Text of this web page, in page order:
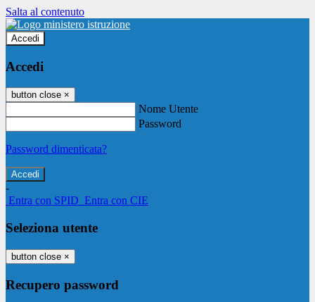
Salta al contenuto
Accedi
Accedi
button close ×
Nome Utente
Password
Password dimenticata?
-
Entra con SPID Entra con CIE
Seleziona utente
button close ×
Recupero password